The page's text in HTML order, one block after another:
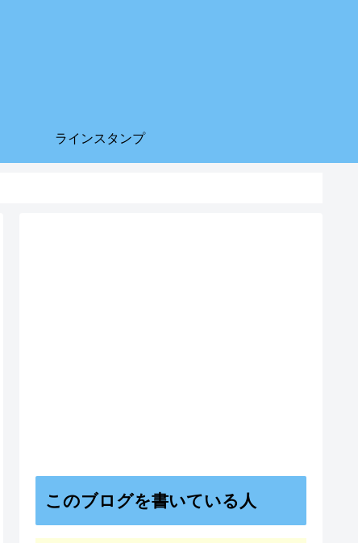
ラインスタンプ
このブログを書いている人